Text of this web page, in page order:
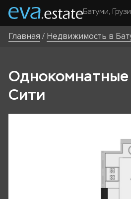
Батуми,
Главная / Недвижимость в
Однокомнатные
Сити